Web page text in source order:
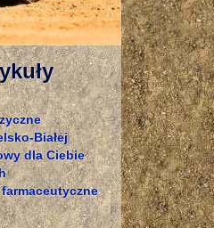
Białej
dla Ciebie